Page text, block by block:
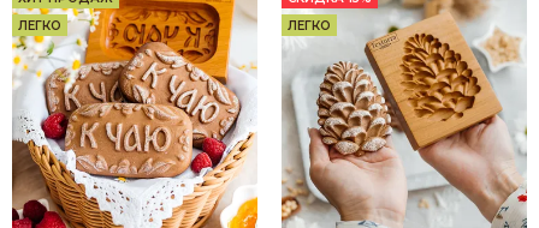
ЛЕГКО
ЛЕГКО